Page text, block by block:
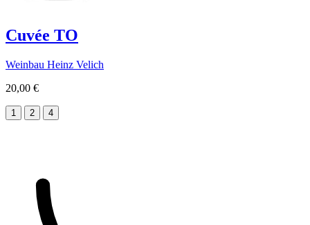
Cuvée TO
Weinbau Heinz Velich
20,00 €
1 2 4